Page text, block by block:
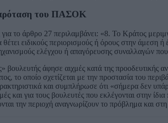
πρόταση του ΠΑΣΟΚ
για το άρθρο 27 περιλαμβάνει: «8. Το Κράτος
ειδικούς περιορισμούς ή όρους στην άμεση
ελέγχου ή απαγόρευσης συναλλαγών
βουλευτής άφησε αιχμές κατά της προοδευτικής
το οποίο σχετίζεται με την προστασία του
και συμπλήρωσε ότι «σήμερα δεν
και για τους βουλευτές που εκλέγονται στην
την περιοχή αναγνωρίζουν το πρόβλημα και